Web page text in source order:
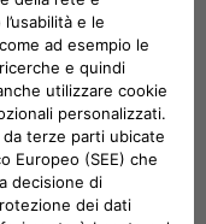
settore delle rarità
storica del
si tratta di un
da sempre al
“laboratorio”,
da
e corsaiole.